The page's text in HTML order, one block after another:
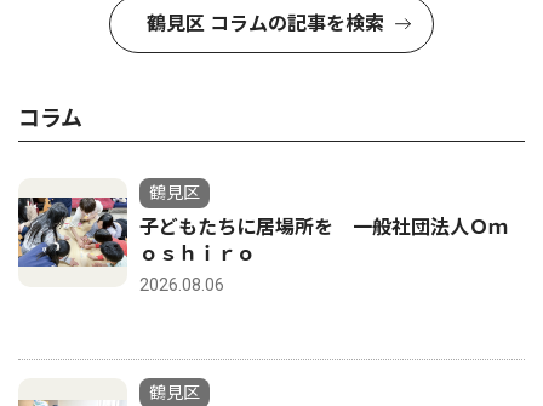
鶴見区 コラムの記事を検索
コラム
鶴見区
子どもたちに居場所を 一般社団法人Ｏｍ
ｏｓｈｉｒｏ
2026.08.06
鶴見区